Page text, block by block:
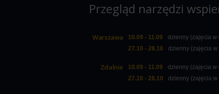
Przegląd narzędzi
Warszawa 10.09 - 11.09
dzienny (zajęcia w
27.10 - 28.10
dzienny (zajęcia
Zdalnie 10.09 - 11.09
dzienny (zajęcia w
27.10 - 28.10
dzienny (zajęcia